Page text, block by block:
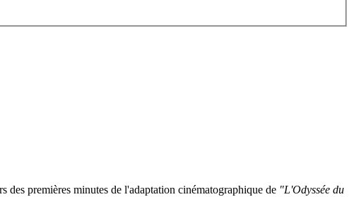
des premières minutes de l'adaptation cinématographique de "L'Odyssée du